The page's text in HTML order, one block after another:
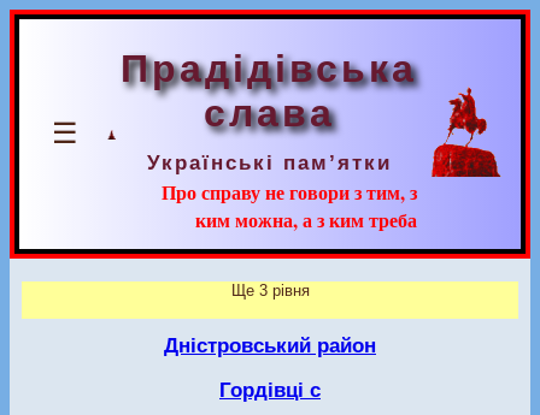
☰
Прадідівська
слава
Українські пам’ятки
Про справу не говори з тим, з
ким можна, а з ким треба
Ще 3 рівня
Дністровський район
Гордівці с